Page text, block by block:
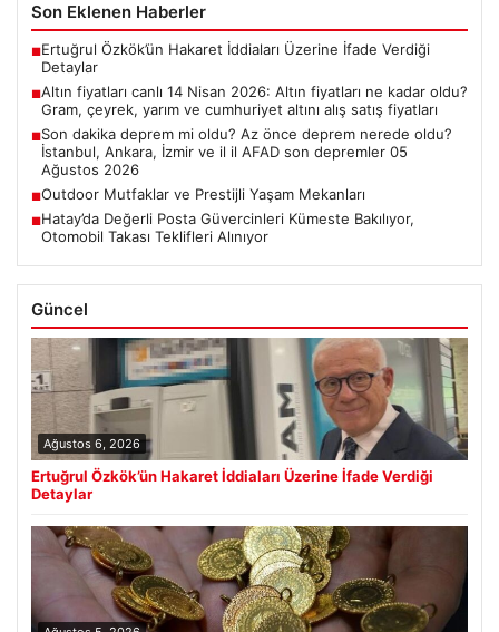
Son Eklenen Haberler
■Ertuğrul Özkök’ün Hakaret İddiaları Üzerine İfade Verdiği
Detaylar
■Altın fiyatları canlı 14 Nisan 2026: Altın fiyatları ne kadar oldu?
Gram, çeyrek, yarım ve cumhuriyet altını alış satış fiyatları
■Son dakika deprem mi oldu? Az önce deprem nerede oldu?
İstanbul, Ankara, İzmir ve il il AFAD son depremler 05
Ağustos 2026
■Outdoor Mutfaklar ve Prestijli Yaşam Mekanları
■Hatay’da Değerli Posta Güvercinleri Kümeste Bakılıyor,
Otomobil Takası Teklifleri Alınıyor
Güncel
Ağustos 6, 2026
Ertuğrul Özkök’ün Hakaret İddiaları Üzerine İfade Verdiği
Detaylar